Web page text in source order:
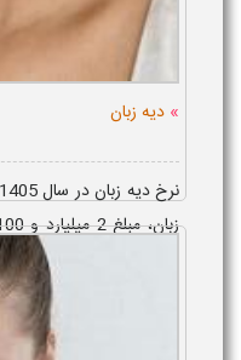
» دیه زبان
میلیون تومان و در حالت...